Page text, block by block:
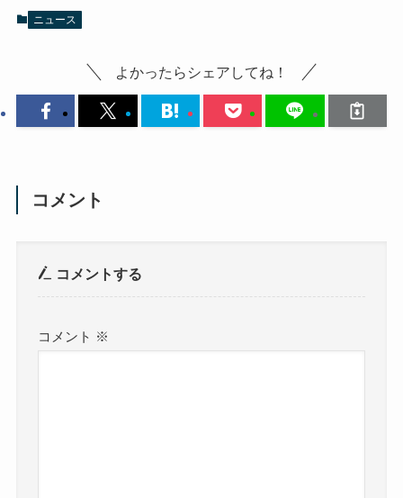
ニュース
よかったらシェアしてね！
コメント
コメントする
コメント ※